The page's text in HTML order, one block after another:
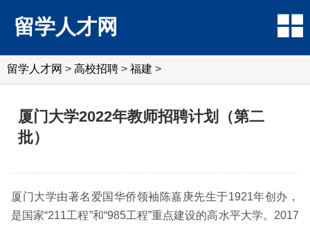
留学人才网
留学人才网 > 高校招聘 > 福建 >
厦门大学2022年教师招聘计划（第二
批）
厦门大学由著名爱国华侨领袖陈嘉庚先生于1921年创办，
是国家“211工程”和“985工程”重点建设的高水平大学。2017